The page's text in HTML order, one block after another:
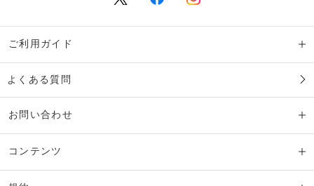
ご利用ガイド
よくある質問
お問い合わせ
コンテンツ